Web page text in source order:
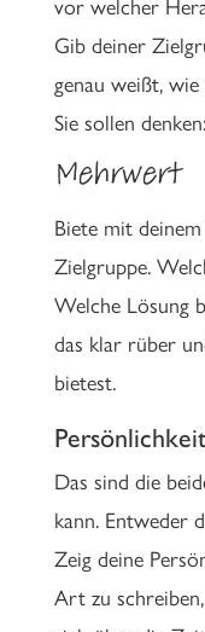
Gib deiner
genau weißt,
Sie sollen
Mehrwert
Biete mit
Zielgruppe.
Welche Lösung
das klar rüber
bietest.
Das sind die
kann. Entweder
Zeig deine
Art zu